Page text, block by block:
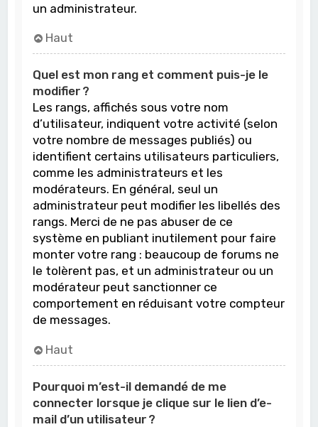
un administrateur.
Haut
Quel est mon rang et comment puis-je le
modifier ?
Les rangs, affichés sous votre nom
d’utilisateur, indiquent votre activité (selon
votre nombre de messages publiés) ou
identifient certains utilisateurs particuliers,
comme les administrateurs et les
modérateurs. En général, seul un
administrateur peut modifier les libellés des
rangs. Merci de ne pas abuser de ce
système en publiant inutilement pour faire
monter votre rang : beaucoup de forums ne
le tolèrent pas, et un administrateur ou un
modérateur peut sanctionner ce
comportement en réduisant votre compteur
de messages.
Haut
Pourquoi m’est-il demandé de me
connecter lorsque je clique sur le lien d’e-
mail d’un utilisateur ?